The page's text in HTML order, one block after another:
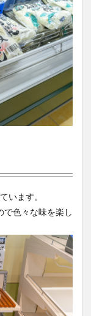
います。
で色々な味を楽し